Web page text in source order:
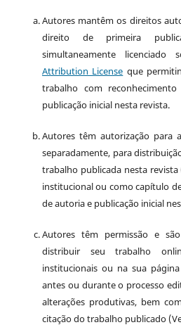
Autores mantêm os direitos
direito de primeira
simultaneamente
Attribution License que
trabalho com
publicação inicial nesta revista.
Autores têm autorização para
separadamente, para
trabalho publicada nesta
institucional ou como capítulo
de autoria e publicação inicial
Autores têm permissão e
distribuir seu trabalho
institucionais ou na sua
antes ou durante o processo
alterações produtivas, bem
citação do trabalho publicado